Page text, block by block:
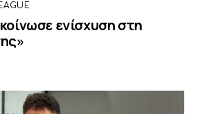
ενίσχυση στη